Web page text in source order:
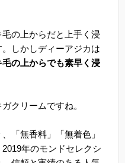
の上からだと上手く浸
しかしディーアジカは
毛の上からでも素早く浸
クリームですね。
「無香料」「無着色」
年のモンドセレクシ